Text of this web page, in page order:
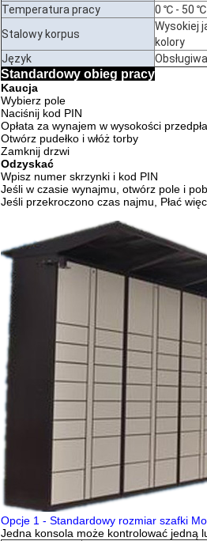
Temperatura pracy
0 ℃ - 50 ℃
Stalowy korpus
Wysokiej
kolory
Język
Standardowy obieg pracy
Kaucja
Wybierz pole
Naciśnij kod PIN
Opłata za wynajem w wysokości
Otwórz pudełko i włóż torby
Zamknij drzwi
Odzyskać
Wpisz numer skrzynki i kod PIN
Jeśli w czasie wynajmu, otwórz pole i
Jeśli przekroczono czas najmu, Płać
Opcje 1 - Standardowy rozmiar szafki
Jedna konsola może kontrolować jedną